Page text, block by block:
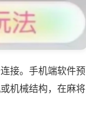
接。手机端软件预
机械结构，在麻将